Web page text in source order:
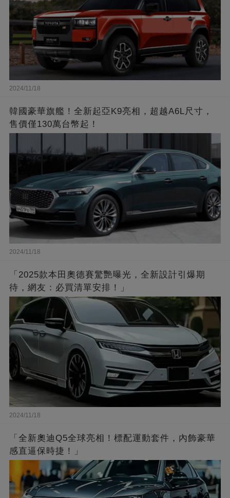
2024/11/18
韓國豪華旗艦！全新起亞K9亮相，超越A6L尺寸，
售價僅130萬台幣起！
2024/11/18
「2025款本田奧德賽驚艷曝光，全新設計引爆期
待，網友：必買清單安排！」
2024/11/18
「全新奧迪Q5全球亮相！標配運動套件，內飾豪華
感直逼保時捷！」